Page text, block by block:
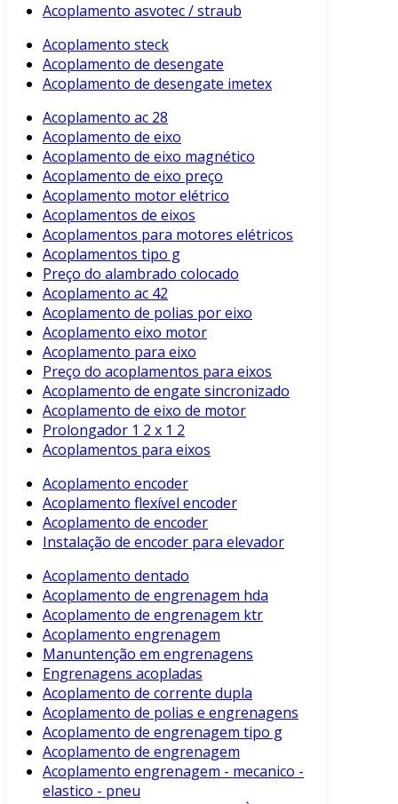
Acoplamento asvotec / straub
Acoplamento steck
Acoplamento de desengate
Acoplamento de desengate imetex
Acoplamento ac 28
Acoplamento de eixo
Acoplamento de eixo magnético
Acoplamento de eixo preço
Acoplamento motor elétrico
Acoplamentos de eixos
Acoplamentos para motores elétricos
Acoplamentos tipo g
Preço do alambrado colocado
Acoplamento ac 42
Acoplamento de polias por eixo
Acoplamento eixo motor
Acoplamento para eixo
Preço do acoplamentos para eixos
Acoplamento de engate sincronizado
Acoplamento de eixo de motor
Prolongador 1 2 x 1 2
Acoplamentos para eixos
Acoplamento encoder
Acoplamento flexível encoder
Acoplamento de encoder
Instalação de encoder para elevador
Acoplamento dentado
Acoplamento de engrenagem hda
Acoplamento de engrenagem ktr
Acoplamento engrenagem
Manuntenção em engrenagens
Engrenagens acopladas
Acoplamento de corrente dupla
Acoplamento de polias e engrenagens
Acoplamento de engrenagem tipo g
Acoplamento de engrenagem
Acoplamento engrenagem - mecanico -
elastico - pneu